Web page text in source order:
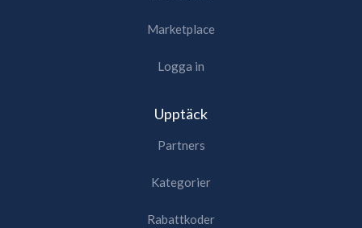
Marketplace
Logga in
Upptäck
Partners
Kategorier
Rabattkoder